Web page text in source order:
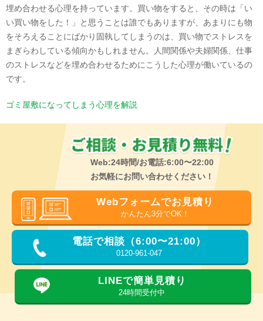
埋め合わせる心理を持っています。買い物をすると、その時は「い
い買い物をした！」と思うことは誰でもありますが、あまりにも物
をそろえることにばかり固執してしまうのは、買い物でストレスを
まぎらわしている傾向かもしれません。人間関係や夫婦関係、仕事
のストレスなどを埋め合わせるためにこうした心理が働いているの
です。
ゴミ屋敷になってしまう心理を解説
Web:24時間/お電話:6:00〜22:00
お気軽にお問い合わせください！
Webフォームでお見積り
かんたん3分でOK！
電話で相談（6:00〜21:00）
0120-961-047
LINEで簡単見積り
24時間受付中